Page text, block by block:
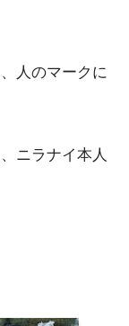
人のマークに
ニラナイ本人